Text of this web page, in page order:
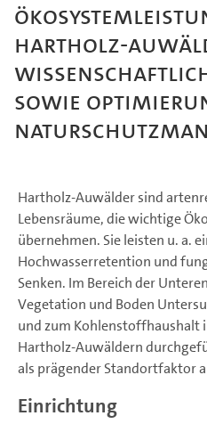
Hartholz-
sowie
Hartholz-Auwälder sind
Lebensräume, die wichtige
übernehmen. Sie leisten u. a.
Hochwasserretention und
Senken. Im Bereich der
Vegetation und Boden
und zum Kohlenstoffhaushalt
Hartholz-Auwäldern
als prägender Standortfaktor
Einrichtung